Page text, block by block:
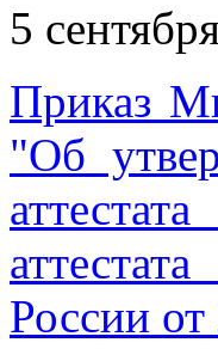
5
Приказ
"Об
России